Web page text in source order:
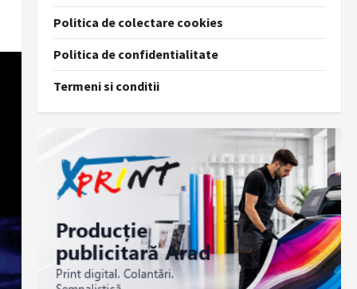
Politica de colectare cookies
Politica de confidentialitate
Termeni si conditii